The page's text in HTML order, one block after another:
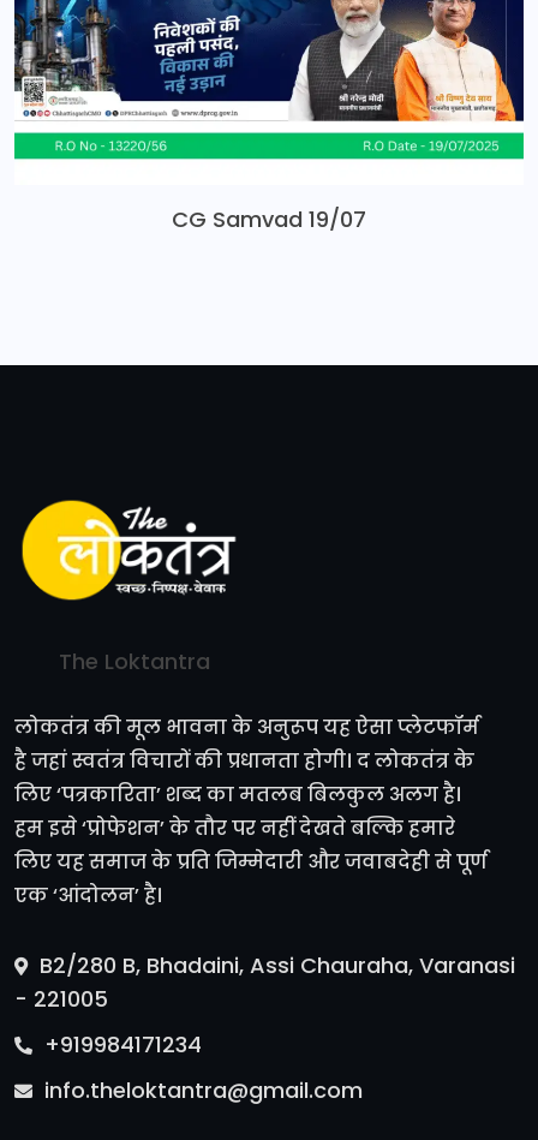
CG Samvad 19/07
The Loktantra
लोकतंत्र की मूल भावना के अनुरूप यह ऐसा प्लेटफॉर्म
है जहां स्वतंत्र विचारों की प्रधानता होगी। द लोकतंत्र के
लिए ‘पत्रकारिता’ शब्द का मतलब बिलकुल अलग है।
हम इसे ‘प्रोफेशन’ के तौर पर नहीं देखते बल्कि हमारे
लिए यह समाज के प्रति जिम्मेदारी और जवाबदेही से पूर्ण
एक ‘आंदोलन’ है।
B2/280 B, Bhadaini, Assi Chauraha, Varanasi
- 221005
+919984171234
info.theloktantra@gmail.com